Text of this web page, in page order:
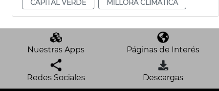
CAPITAL VERDE
MILLORA CLIMÀTICA
Nuestras Apps Páginas de Interés
Redes Sociales Descargas